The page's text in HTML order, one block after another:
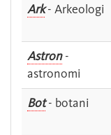
Ark- Arkeologi
Astron-
astronomi
Bot- botani